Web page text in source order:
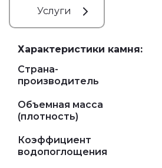
Услуги
Характеристики камня:
Страна-
производитель
Объемная масса
(плотность)
Коэффициент
водопоглощения